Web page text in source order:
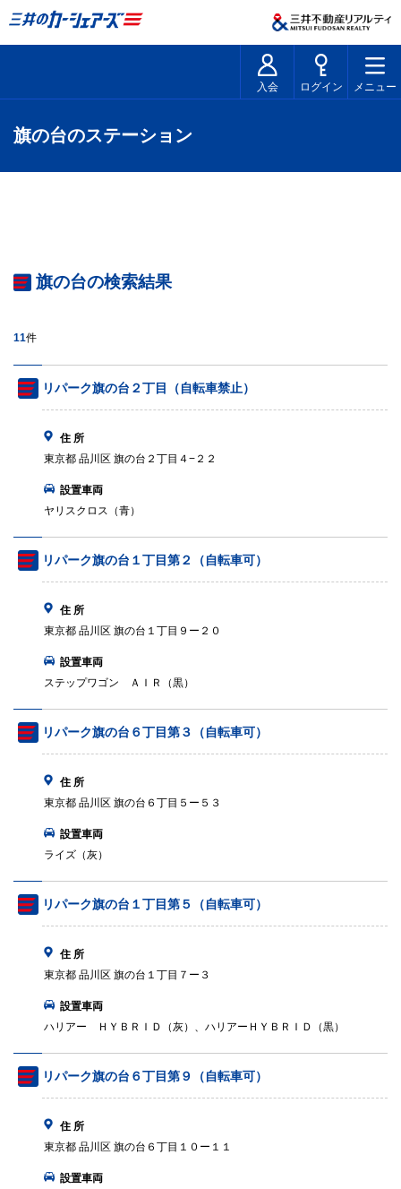
入会 ログイン メニュー
旗の台のステーション
旗の台の検索結果
11件
リパーク旗の台２丁目（自転車禁止）
住 所
東京都 品川区 旗の台２丁目４−２２
設置車両
ヤリスクロス（青）
リパーク旗の台１丁目第２（自転車可）
住 所
東京都 品川区 旗の台１丁目９ー２０
設置車両
ステップワゴン ＡＩＲ（黒）
リパーク旗の台６丁目第３（自転車可）
住 所
東京都 品川区 旗の台６丁目５ー５３
設置車両
ライズ（灰）
リパーク旗の台１丁目第５（自転車可）
住 所
東京都 品川区 旗の台１丁目７ー３
設置車両
ハリアー ＨＹＢＲＩＤ（灰）、ハリアーＨＹＢＲＩＤ（黒）
リパーク旗の台６丁目第９（自転車可）
住 所
東京都 品川区 旗の台６丁目１０ー１１
設置車両